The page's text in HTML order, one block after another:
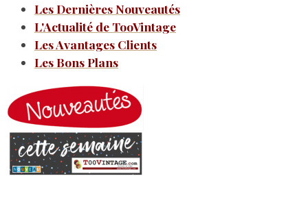
Les Dernières Nouveautés
L'Actualité de TooVintage
Les Avantages Clients
Les Bons Plans